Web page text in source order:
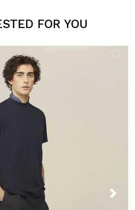
FOR YOU